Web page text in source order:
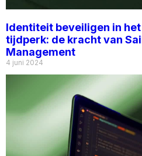
Identiteit beveiligen in
tijdperk: de kracht van
Management
4 juni 2024